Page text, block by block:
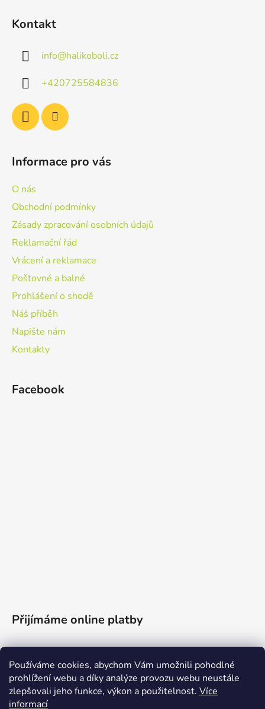
Používáme cookies, abychom Vám umožnili pohodlné
prohlížení webu a díky analýze provozu webu neustále
zlepšovali jeho funkce, výkon a použitelnost. Více
informací
Kontakt
info@halikoboli.cz
+420725584836
Informace pro vás
O nás
Obchodní podmínky
Zásady zpracování osobních údajů
Reklamační řád
Vrácení a reklamace
Poštovné a balné
Prohlášení o shodě
Náš příběh
Napište nám
Kontakty
Facebook
Přijímáme online platby